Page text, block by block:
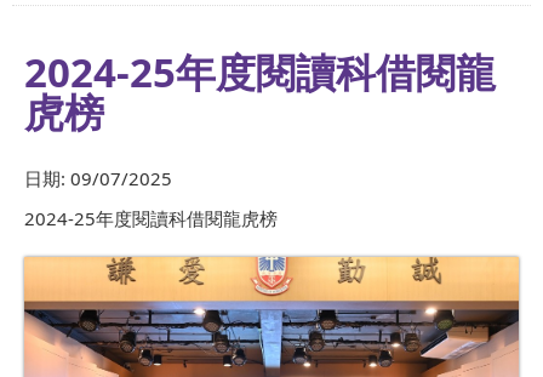
2024-25年度閱讀科借閱龍
虎榜
日期: 09/07/2025
2024-25年度閱讀科借閱龍虎榜